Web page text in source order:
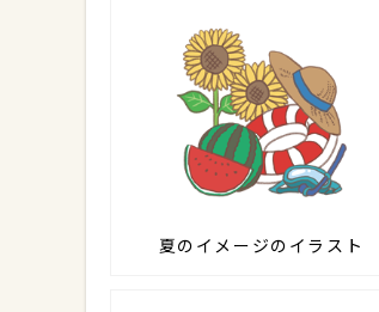
夏のイメージのイラスト